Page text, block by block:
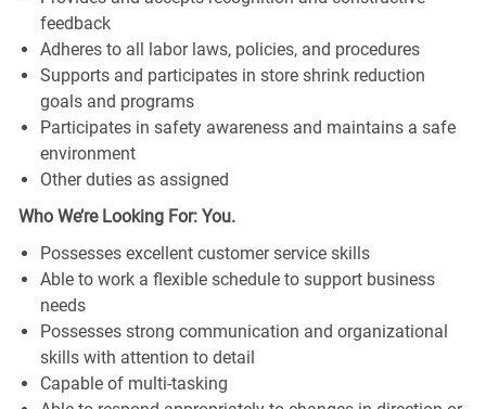
feedback
Adheres to all labor laws, policies, and procedures
Supports and participates in store shrink reduction
goals and programs
Participates in safety awareness and maintains a safe
environment
Other duties as assigned
Who We’re Looking For: You.
Possesses excellent customer service skills
Able to work a flexible schedule to support business
needs
Possesses strong communication and organizational
skills with attention to detail
Capable of multi-tasking